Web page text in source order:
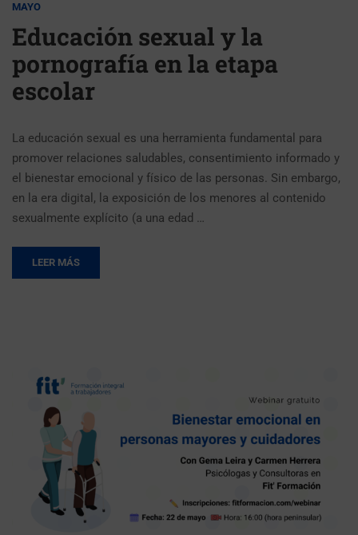
MAYO
Educación sexual y la
pornografía en la etapa
escolar
La educación sexual es una herramienta fundamental para
promover relaciones saludables, consentimiento informado y
el bienestar emocional y físico de las personas. Sin embargo,
en la era digital, la exposición de los menores al contenido
sexualmente explícito (a una edad …
LEER MÁS